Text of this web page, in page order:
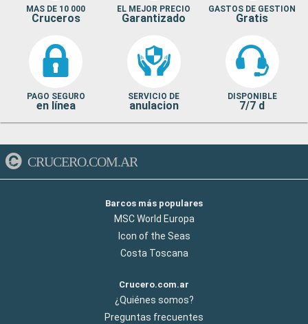
MAS DE 10 000
Cruceros
EL MEJOR PRECIO
Garantizado
GASTOS DE GESTION
Gratis
PAGO SEGURO
en línea
SERVICIO DE
anulacion
DISPONIBLE
7/7 d
CRUCERO.COM.AR
Barcos más populares
MSC World Europa
Icon of the Seas
Costa Toscana
Crucero.com.ar
¿Quiénes somos?
Preguntas frecuentes